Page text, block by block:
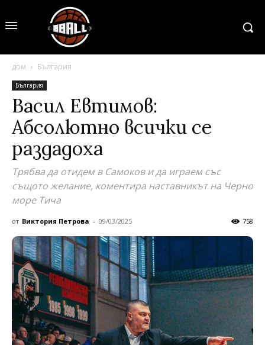
дом България
България
Васил Евтимов:
Абсолютно всички се
раздадоха
Трябва да отидем в Самоков и да играем със
същото желание, коментира наставникът на Черно
море Тича
от Виктория Петрова - 09/03/2025 758